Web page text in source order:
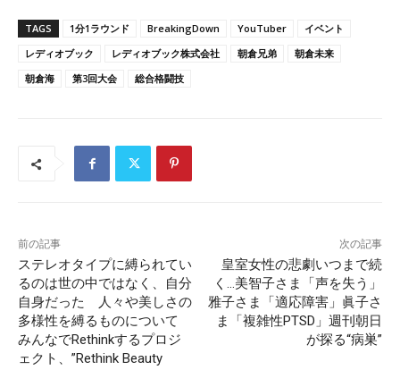
TAGS 1分1ラウンド BreakingDown YouTuber
イベント
レディオブック
レディオブック株式会社 朝倉兄弟
朝倉未来
朝倉海
第3回大会 総合格闘技
前の記事
ステレオタイプに縛られてい
るのは世の中ではなく、自分
自身だった 人々や美しさの
多様性を縛るものについて
みんなでRethinkするプロジ
ェクト、”Rethink Beauty
次の記事
皇室女性の悲劇いつまで続
く…美智子さま「声を失う」
雅子さま「適応障害」眞子さ
ま「複雑性PTSD」週刊朝日
が探る“病巣”